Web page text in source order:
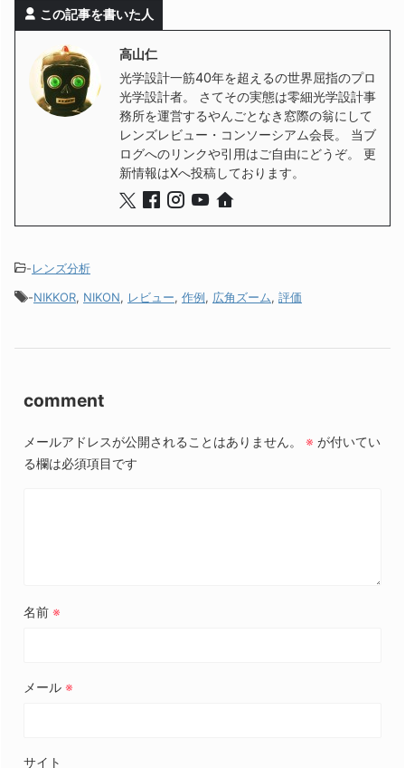
この記事を書いた人
高山仁
光学設計一筋40年を超えるの世界屈指のプロ
光学設計者。 さてその実態は零細光学設計事
務所を運営するやんごとなき窓際の翁にして
レンズレビュー・コンソーシアム会長。 当ブ
ログへのリンクや引用はご自由にどうぞ。 更
新情報はXへ投稿しております。
-レンズ分析
-NIKKOR, NIKON, レビュー, 作例, 広角ズーム, 評価
comment
メールアドレスが公開されることはありません。 ※ が付いてい
る欄は必須項目です
名前 ※
メール ※
サイト